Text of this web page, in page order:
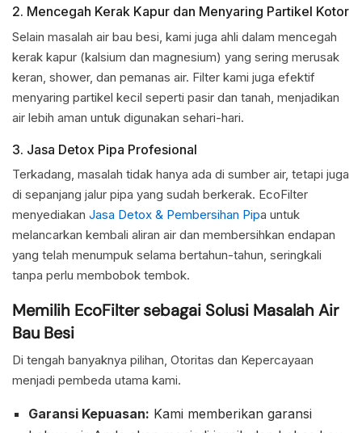
2. Mencegah Kerak Kapur dan Menyaring Partikel Kotor
Selain masalah air bau besi, kami juga ahli dalam mencegah
kerak kapur (kalsium dan magnesium) yang sering merusak
keran, shower, dan pemanas air. Filter kami juga efektif
menyaring partikel kecil seperti pasir dan tanah, menjadikan
air lebih aman untuk digunakan sehari-hari.
3. Jasa Detox Pipa Profesional
Terkadang, masalah tidak hanya ada di sumber air, tetapi juga
di sepanjang jalur pipa yang sudah berkerak. EcoFilter
menyediakan Jasa Detox & Pembersihan Pipa untuk
melancarkan kembali aliran air dan membersihkan endapan
yang telah menumpuk selama bertahun-tahun, seringkali
tanpa perlu membobok tembok.
Memilih EcoFilter sebagai Solusi Masalah Air
Bau Besi
Di tengah banyaknya pilihan, Otoritas dan Kepercayaan
menjadi pembeda utama kami.
Garansi Kepuasan: Kami memberikan garansi